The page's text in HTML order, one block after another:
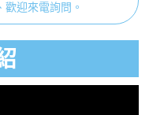
迎來電詢問。